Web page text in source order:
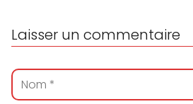
Laisser un commentaire